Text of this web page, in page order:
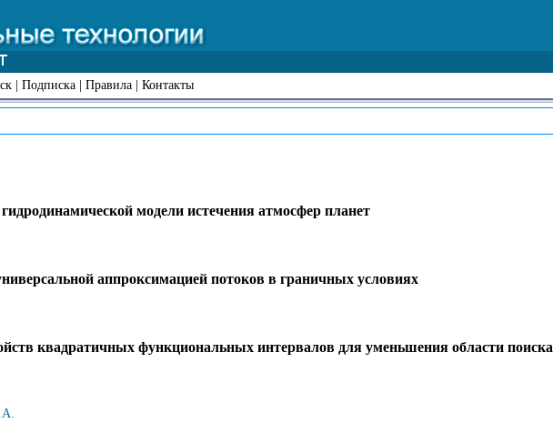
| Подписка | Правила | Контакты
модели истечения атмосфер планет
аппроксимацией потоков в граничных условиях
квадратичных функциональных интервалов для уменьшения области поиска